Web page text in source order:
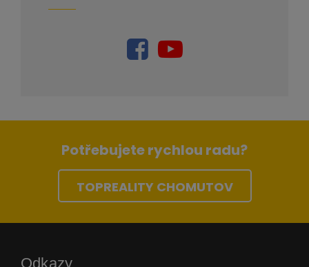
Potřebujete rychlou radu?
TOPREALITY CHOMUTOV
Odkazy